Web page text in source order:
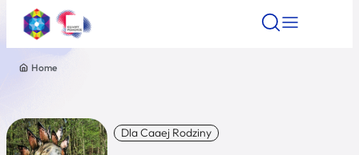
Nazwa atrakcji
Home
Dla Caaej Rodziny